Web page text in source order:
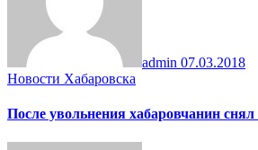
admin 07.03.2018
Новости Хабаровска
После увольнения хабаровчанин